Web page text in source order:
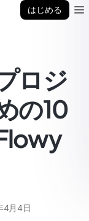
はじめる
ロジ
の10
4月4日